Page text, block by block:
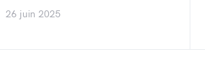
26 juin 2025